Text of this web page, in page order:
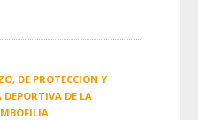
DE PROTECCION Y
DE LA